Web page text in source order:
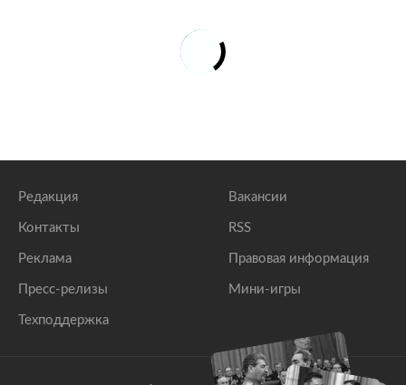
Редакция
Контакты
Реклама
Пресс-релизы
Техподдержка
Вакансии
RSS
Правовая информация
Мини-игры